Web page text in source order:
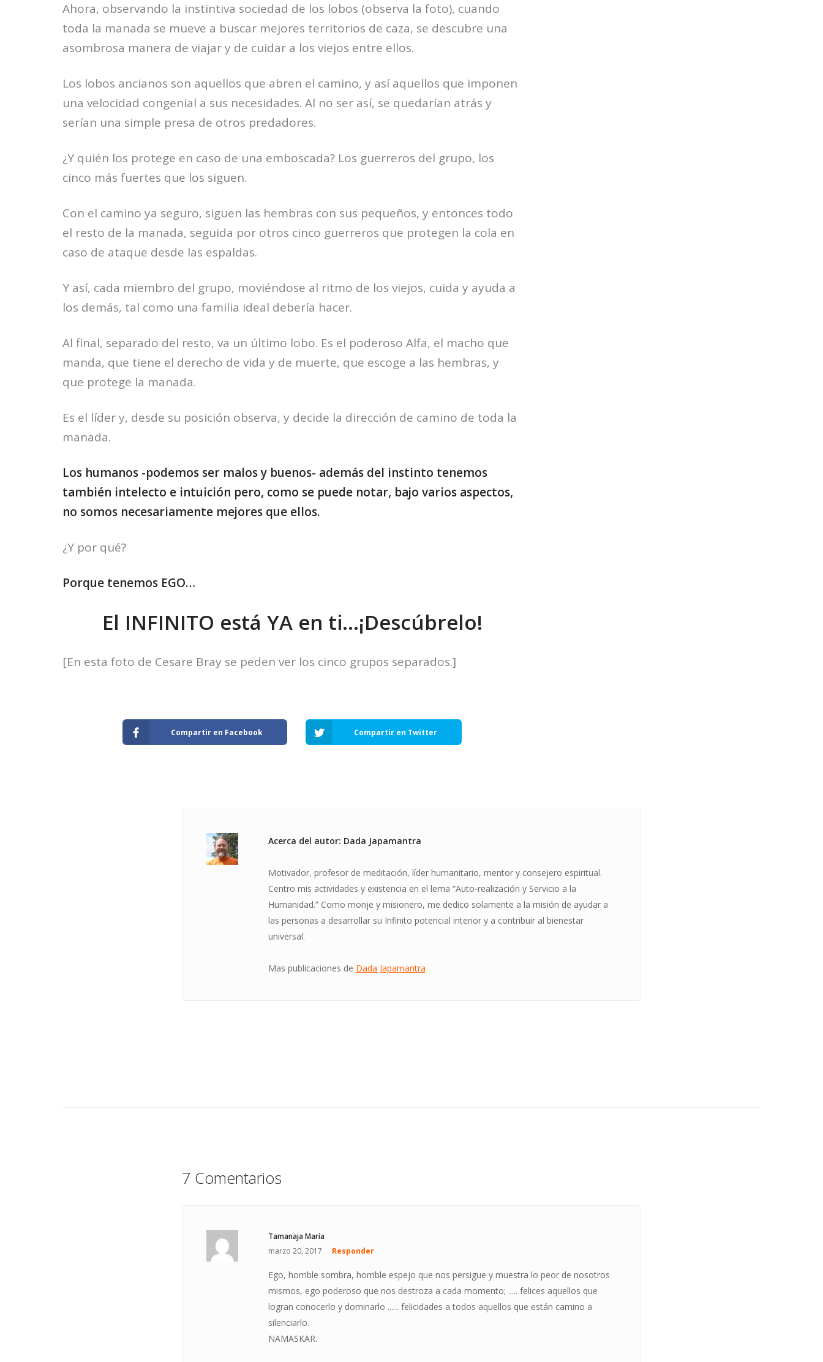
Ahora, observando la instintiva sociedad de los lobos (observa la foto), cuando
toda la manada se mueve a buscar mejores territorios de caza, se descubre una
asombrosa manera de viajar y de cuidar a los viejos entre ellos.
Los lobos ancianos son aquellos que abren el camino, y así aquellos que imponen
una velocidad congenial a sus necesidades. Al no ser así, se quedarían atrás y
serían una simple presa de otros predadores.
¿Y quién los protege en caso de una emboscada? Los guerreros del grupo, los
cinco más fuertes que los siguen.
Con el camino ya seguro, siguen las hembras con sus pequeños, y entonces todo
el resto de la manada, seguida por otros cinco guerreros que protegen la cola en
caso de ataque desde las espaldas.
Y así, cada miembro del grupo, moviéndose al ritmo de los viejos, cuida y ayuda a
los demás, tal como una familia ideal debería hacer.
Al final, separado del resto, va un último lobo. Es el poderoso Alfa, el macho que
manda, que tiene el derecho de vida y de muerte, que escoge a las hembras, y
que protege la manada.
Es el líder y, desde su posición observa, y decide la dirección de camino de toda la
manada.
Los humanos -podemos ser malos y buenos- además del instinto tenemos
también intelecto e intuición pero, como se puede notar, bajo varios aspectos,
no somos necesariamente mejores que ellos.
¿Y por qué?
Porque tenemos EGO…
El INFINITO está YA en ti…¡Descúbrelo!
[En esta foto de Cesare Bray se peden ver los cinco grupos separados.]
Compartir en Facebook Compartir en Twitter
Acerca del autor: Dada Japamantra
Motivador, profesor de meditación, líder humanitario, mentor y consejero espiritual.
Centro mis actividades y existencia en el lema “Auto-realización y Servicio a la
Humanidad.” Como monje y misionero, me dedico solamente a la misión de ayudar a
las personas a desarrollar su Infinito potencial interior y a contribuir al bienestar
universal.
Mas publicaciones de Dada Japamantra
7 Comentarios
Tamanaja María
marzo 20, 2017
Responder
Ego, horrible sombra, horrible espejo que nos persigue y muestra lo peor de nosotros
mismos, ego poderoso que nos destroza a cada momento; ..... felices aquellos que
logran conocerlo y dominarlo ...... felicidades a todos aquellos que están camino a
silenciarlo.
NAMASKAR.